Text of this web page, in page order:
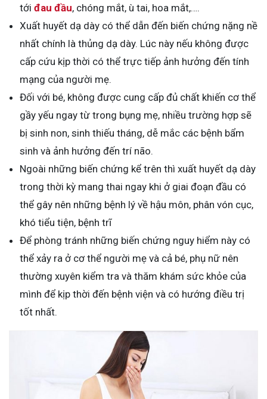
tới đau đầu, chóng mắt, ù tai, hoa mắt,….
Xuất huyết dạ dày có thể dẫn đến biến chứng nặng nề
nhất chính là thủng dạ dày. Lúc này nếu không được
cấp cứu kịp thời có thể trực tiếp ảnh hưởng đến tính
mạng của người mẹ.
Đối với bé, không được cung cấp đủ chất khiến cơ thể
gầy yếu ngay từ trong bụng mẹ, nhiều trường hợp sẽ
bị sinh non, sinh thiếu tháng, dễ mắc các bệnh bẩm
sinh và ảnh hưởng đến trí não.
Ngoài những biến chứng kể trên thì xuất huyết dạ dày
trong thời kỳ mang thai ngay khi ở giai đoạn đầu có
thể gây nên những bệnh lý về hậu môn, phân vón cục,
khó tiểu tiện, bệnh trĩ
Để phòng tránh những biến chứng nguy hiểm này có
thể xảy ra ở cơ thể người mẹ và cả bé, phụ nữ nên
thường xuyên kiểm tra và thăm khám sức khỏe của
mình để kịp thời đến bệnh viện và có hướng điều trị
tốt nhất.